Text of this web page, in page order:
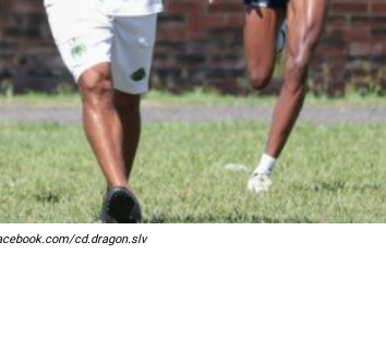
cd.dragon.slv